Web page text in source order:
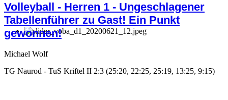
Volleyball - Herren 1 - Ungeschlagener
Tabellenführer zu Gast! Ein Punkt
gewonnen!
Michael Wolf
TG Naurod - TuS Kriftel II 2:3 (25:20, 22:25, 25:19, 13:25, 9:15)